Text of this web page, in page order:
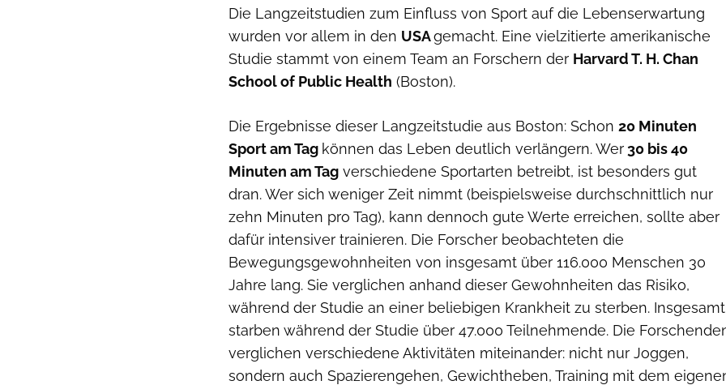
Die Langzeitstudien zum Einfluss von Sport auf die Lebenserwartung
wurden vor allem in den USAgemacht. Eine vielzitierte amerikanische
Studie stammt von einem Team an Forschern der Harvard T. H. Chan
School of Public Health (Boston).
Die Ergebnisse dieser Langzeitstudie aus Boston: Schon 20 Minuten
Sport am Tag können das Leben deutlich verlängern. Wer30 bis 40
Minuten am Tag verschiedene Sportarten betreibt, ist besonders gut
dran. Wer sich weniger Zeit nimmt (beispielsweise durchschnittlich nur
zehn Minuten pro Tag), kann dennoch gute Werte erreichen, sollte aber
dafür intensiver trainieren. Die Forscher beobachteten die
Bewegungsgewohnheiten von insgesamt über 116.000 Menschen 30
Jahre lang. Sie verglichen anhand dieser Gewohnheiten das Risiko,
während der Studie an einer beliebigen Krankheit zu sterben. Insgesamt
starben während der Studie über 47.000 Teilnehmende. Die
verglichen verschiedene Aktivitäten miteinander: nicht nur Joggen,
sondern auch Spazierengehen, Gewichtheben, Training mit dem